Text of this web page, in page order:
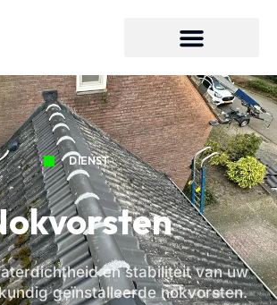
DIENST
en stabiliteit van uw
geïnstalleerde nokvorsten.